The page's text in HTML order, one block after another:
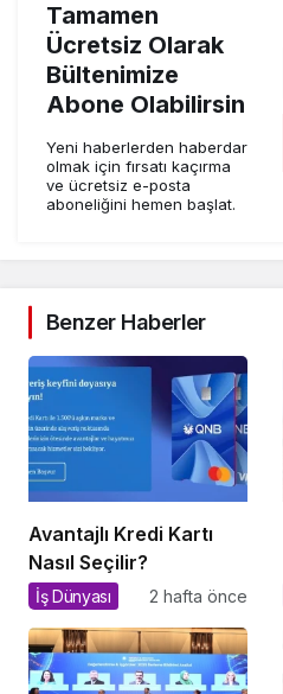
Tamamen
Ücretsiz Olarak
Bültenimize
Abone Olabilirsin
Yeni haberlerden haberdar
olmak için fırsatı kaçırma
ve ücretsiz e-posta
aboneliğini hemen başlat.
Benzer Haberler
Avantajlı Kredi Kartı
Nasıl Seçilir?
İş Dünyası 2 hafta önce